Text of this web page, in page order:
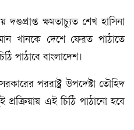
দণ্ডপ্রাপ্ত ক্ষমতাচ্যুত শেখ হাসিনা
খানকে দেশে ফেরত পাঠাতে
পাঠাবে বাংলাদেশ।
পররাষ্ট্র উপদেষ্টা তৌহিদ
প্রক্রিয়ায় এই চিঠি পাঠানো হবে